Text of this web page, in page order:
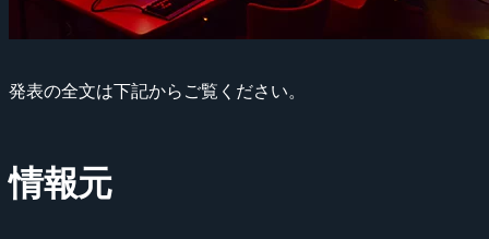
発表の全文は下記からご覧ください。
情報元